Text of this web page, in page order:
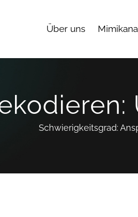
Über uns
Schwierigkeitsgrad: